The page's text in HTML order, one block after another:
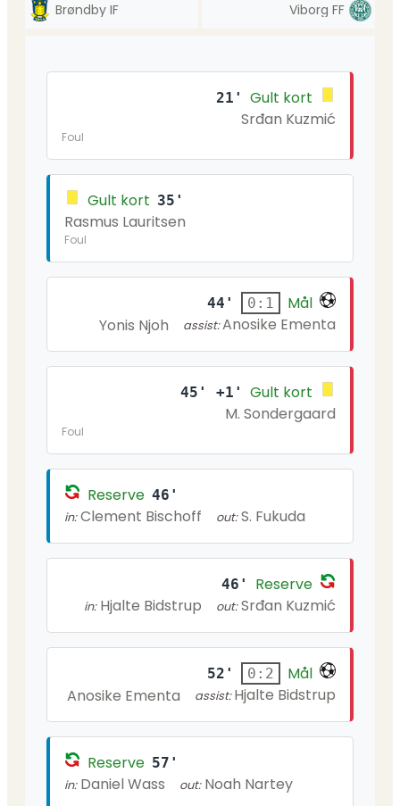
Brøndby IF Viborg FF
21'
Gult kort
Srđan Kuzmić
Foul
Gult kort 35'
Rasmus Lauritsen
Foul
44' 0:1
Mål
Yonis Njoh
assist:Anosike Ementa
45' +1'
Gult kort
M. Sondergaard
Foul
Reserve 46'
in: Clement Bischoff out: S. Fukuda
46' Reserve
in: Hjalte Bidstrup out: Srđan Kuzmić
52' 0:2
Mål
Anosike Ementa
assist:Hjalte Bidstrup
Reserve 57'
in: Daniel Wass out: Noah Nartey